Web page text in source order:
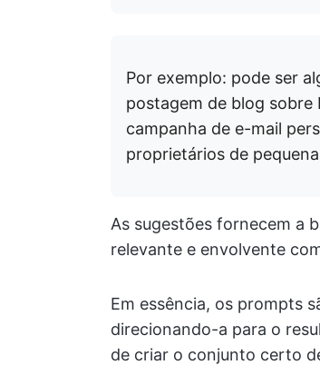
Por exemplo: pode ser
postagem de blog sobre
campanha de e-mail
proprietários de
As sugestões fornecem a
relevante e envolvente
Em essência, os prompts
direcionando-a para o
de criar o conjunto certo